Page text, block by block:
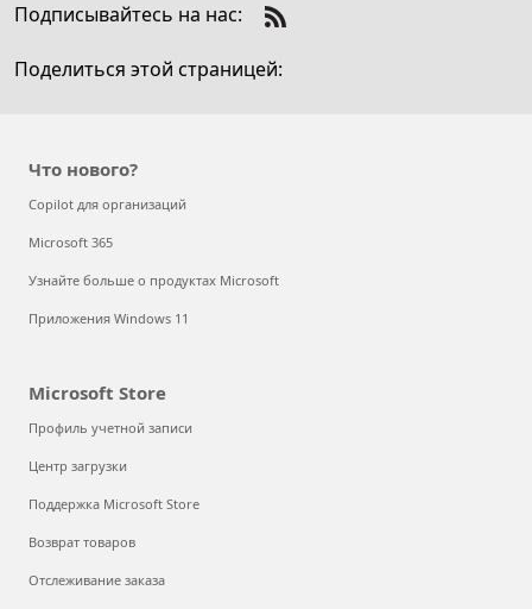
Как Nokia использует Azure Arc для
мультиоблачном мире
трансформация взаимодействия с
Как раскрыть вкус меда с помощью
дополненной реальности
Как спасти виноградники от поздних
климата
Кибербезопасность для юристов и
финансистов
Power On: The Story of Xbox
Подписывайтесь на нас:
Check
out
Поделиться этой страницей:
Что нового?
Copilot для организаций
Microsoft 365
Узнайте больше о продуктах Microsoft
Приложения Windows 11
Microsoft Store
Профиль учетной записи
Центр загрузки
Поддержка Microsoft Store
Возврат товаров
Отслеживание заказа